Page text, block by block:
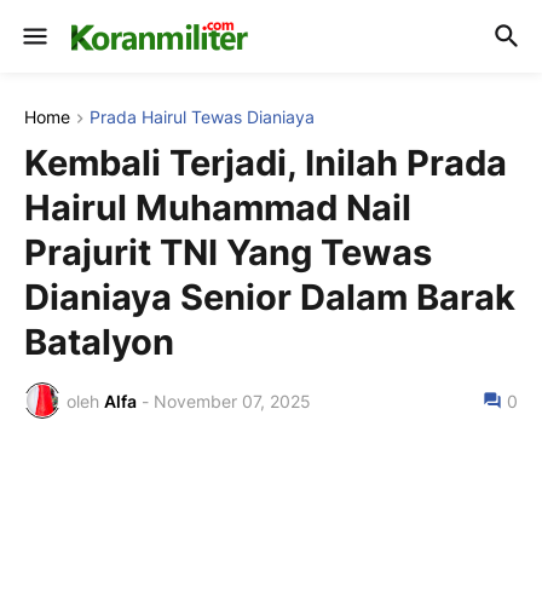
Home Prada Hairul Tewas Dianiaya
Kembali Terjadi, Inilah Prada
Hairul Muhammad Nail
Prajurit TNI Yang Tewas
Dianiaya Senior Dalam Barak
Batalyon
oleh Alfa - November 07, 2025 0